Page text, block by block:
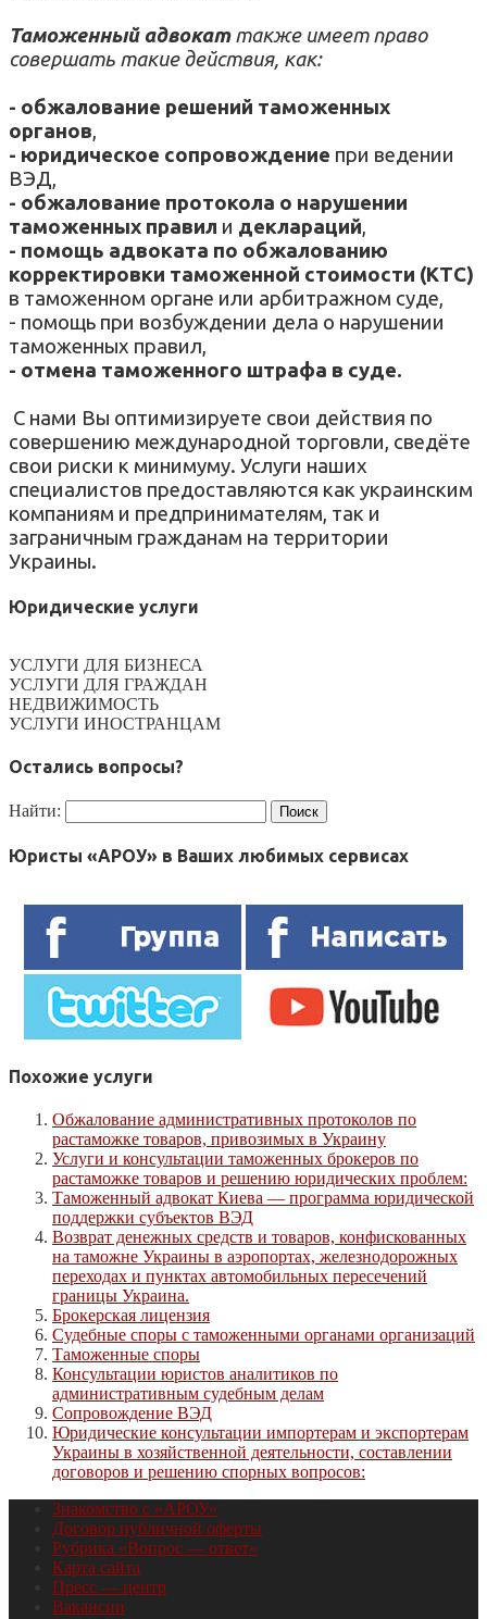
Таможенный адвокаттакже имеет право
совершать такие действия, как:
- обжалование решений таможенных
органов,
- юридическое сопровождение при ведении
ВЭД,
- обжалование протокола о нарушении
таможенных правил и деклараций,
- помощь адвоката по обжалованию
корректировки таможенной стоимости (КТС)
в таможенном органе или арбитражном суде,
- помощь при возбуждении дела о нарушении
таможенных правил,
- отмена таможенного штрафа в суде.
С нами Вы оптимизируете свои действия по
совершению международной торговли, сведёте
свои риски к минимуму. Услуги наших
специалистов предоставляются как украинским
компаниям и предпринимателям, так и
заграничным гражданам на территории
Украины.
Юридические услуги
УСЛУГИ ДЛЯ БИЗНЕСА
УСЛУГИ ДЛЯ ГРАЖДАН
НЕДВИЖИМОСТЬ
УСЛУГИ ИНОСТРАНЦАМ
Остались вопросы?
Найти:
Юристы «АРОУ» в Ваших любимых сервисах
Похожие услуги
Обжалование административных протоколов по
растаможке товаров, привозимых в Украину
Услуги и консультации таможенных брокеров по
растаможке товаров и решению юридических проблем:
Таможенный адвокат Киева — программа юридической
поддержки субъектов ВЭД
Возврат денежных средств и товаров, конфискованных
на таможне Украины в аэропортах, железнодорожных
переходах и пунктах автомобильных пересечений
границы Украина.
Брокерская лицензия
Судебные споры с таможенными органами организаций
Таможенные споры
Консультации юристов аналитиков по
административным судебным делам
Сопровождение ВЭД
Юридические консультации импортерам и экспортерам
Украины в хозяйственной деятельности, составлении
договоров и решению спорных вопросов:
Знакомство с «АРОУ»
Договор публичной оферты
Рубрика «Вопрос — ответ»
Карта сайта
Пресс — центр
Вакансии